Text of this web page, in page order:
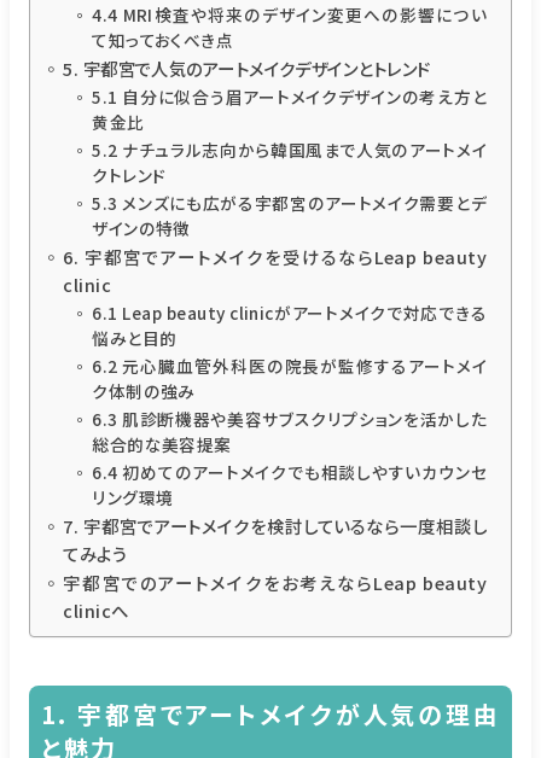
4.4 MRI検査や将来のデザイン変更への影響につい
て知っておくべき点
5. 宇都宮で人気のアートメイクデザインとトレンド
5.1 自分に似合う眉アートメイクデザインの考え方と
黄金比
5.2 ナチュラル志向から韓国風まで人気のアートメイ
クトレンド
5.3 メンズにも広がる宇都宮のアートメイク需要とデ
ザインの特徴
6. 宇都宮でアートメイクを受けるならLeap beauty
clinic
6.1 Leap beauty clinicがアートメイクで対応できる
悩みと目的
6.2 元心臓血管外科医の院長が監修するアートメイ
ク体制の強み
6.3 肌診断機器や美容サブスクリプションを活かした
総合的な美容提案
6.4 初めてのアートメイクでも相談しやすいカウンセ
リング環境
7. 宇都宮でアートメイクを検討しているなら一度相談し
てみよう
宇都宮でのアートメイクをお考えならLeap beauty
clinicへ
1. 宇都宮でアートメイクが人気の理由
と魅力